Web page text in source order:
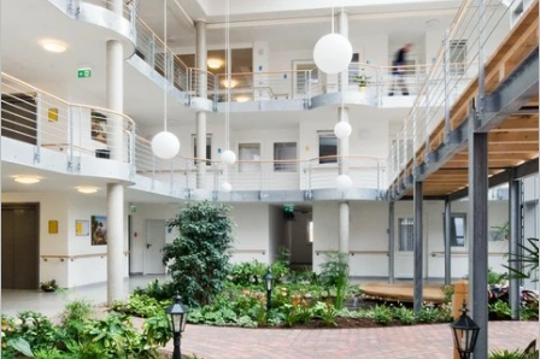
LIST Develop
Commercial
Ihr Partner für Hospitality und Wohnen: Wir
entwickeln und realisieren Projekte ganzheitlich –
vernetzt, verantwortungsvoll und mit klarem Ziel.
Mehr zur Gesellschaft